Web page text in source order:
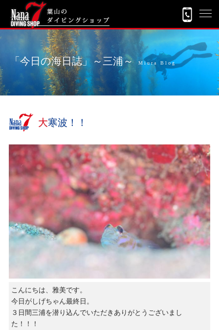
「今日の海日誌」～三浦～ Miura Blog
大寒波！！
こんにちは、雅美です。
今日がしげちゃん最終日。
３日間三浦を潜り込んでいただきありがとうございまし
た！！！